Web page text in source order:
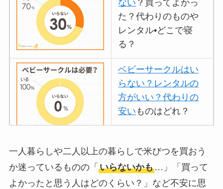
ない ？買ってよかっ
た？代わりのものや
レンタル•どこで寝
る？
ベビーサークルはい
らない？レンタルの
方がいい？代わりの
安い ものはどれ？
離乳食づくりにブレ
ンダーはいらない？
代用 やおすすめは？
一人暮らしや二人以上の暮らしで米びつを買おう
か迷っているものの「 いらないかも…」「買って
よかったと思う人はどのくらい？」など不安に思